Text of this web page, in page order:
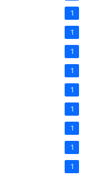
1
1
1
1
1
1
1
1
1